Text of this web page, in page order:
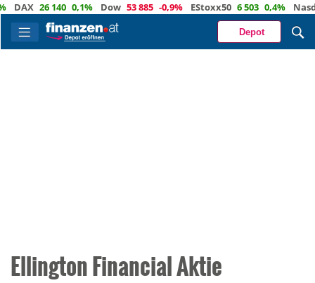
26 140 0,1% Dow 53 885 -0,9% EStoxx50 6 503 0,4% Nasdaq
Depot
Ellington Financial Aktie